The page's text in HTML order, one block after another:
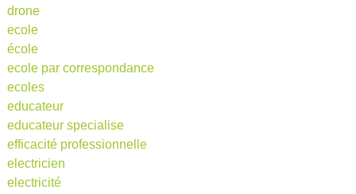
drone
ecole
école
ecole par correspondance
ecoles
educateur
educateur specialise
efficacité professionnelle
electricien
electricité